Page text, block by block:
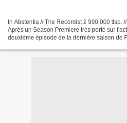
In Abstentia // The Recordist 2 990 000 tlsp.
Après un Season Premiere très porté sur
deuxième épisode de la dernière saison de